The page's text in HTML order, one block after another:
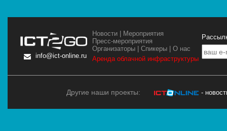
info@ict-online.ru
Новости
Мероприятия
Пресс-мероприятия
Организаторы |Спикеры |О нас
Аренда облачной инфраструктуры
Другие наши проекты: -